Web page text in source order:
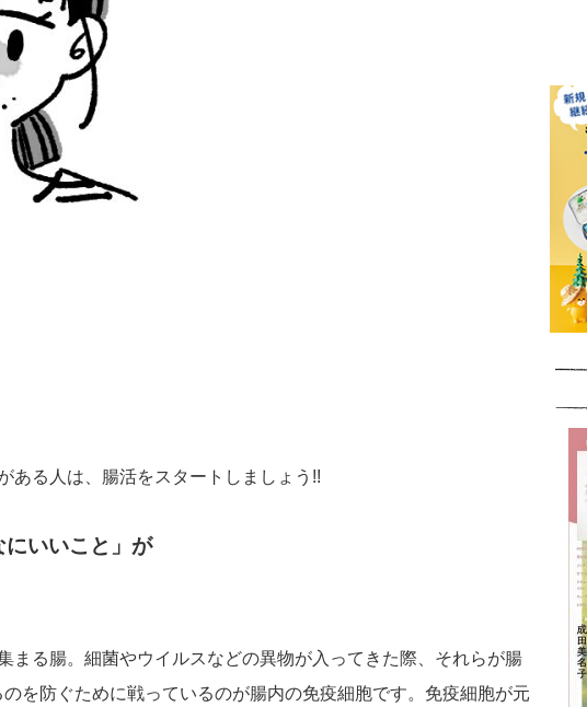
ある人は、腸活をスタートしましょう!!
いいこと」が
まる腸。細菌やウイルスなどの異物が入ってきた際、それらが腸
を防ぐために戦っているのが腸内の免疫細胞です。免疫細胞が元